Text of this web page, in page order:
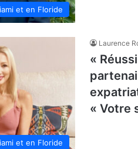
et en Floride
et en Floride
Laurence
«
« Votre